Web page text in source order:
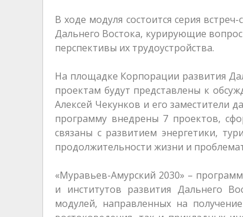
В ходе модуля состоится серия
Дальнего Востока, курирующие
перспективы их трудоустройства.
На площадке Корпорации развития
проектам будут представлены к
Алексей Чекунков и его заместители
программу внедрены 7 проектов,
связаны с развитием энергетики,
продолжительности жизни и
«Муравьев-Амурский 2030» –
и институтов развития Дальнего
модулей, направленных на